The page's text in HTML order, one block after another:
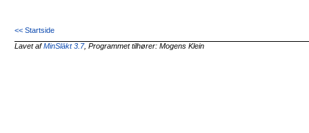
<< Startside
Lavet afMinSläkt 3.7, Programmet tilhører: Mogens Klein